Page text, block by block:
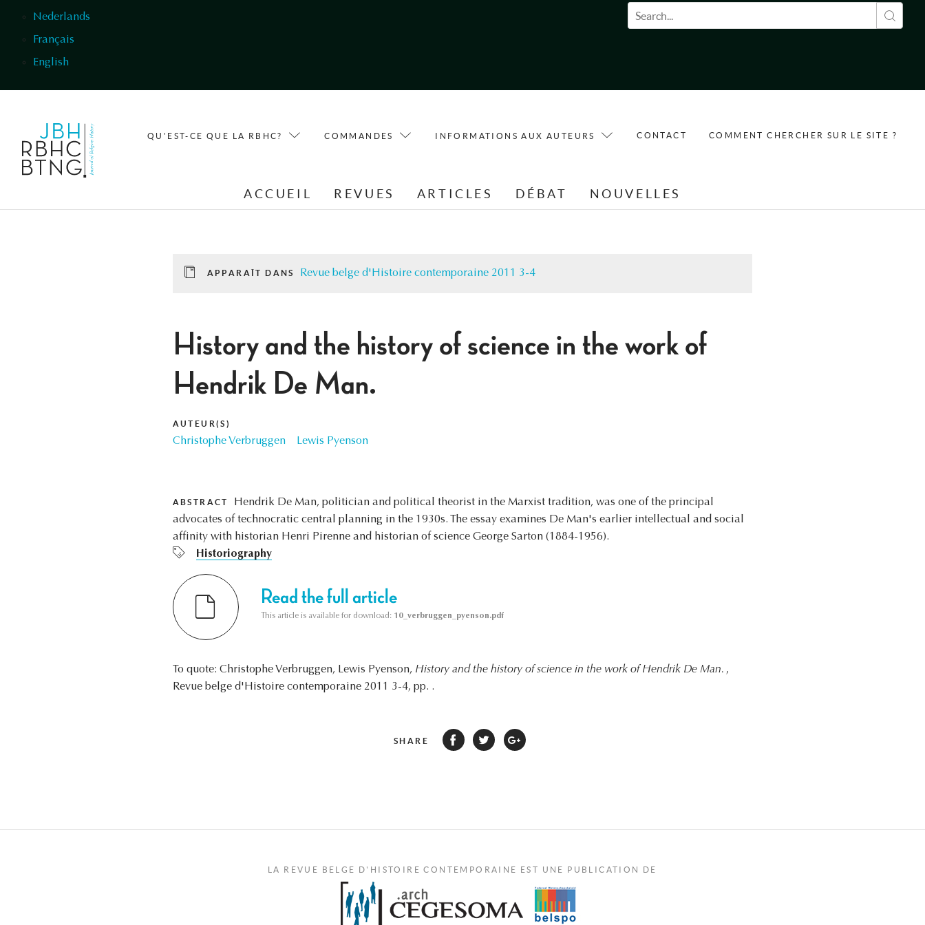
Nederlands
Français
English
Formulaire de recherche
QU'EST-CE QUE LA RBHC? COMMANDES INFORMATIONS AUX AUTEURS CONTACT COMMENT CHERCHER SUR LE SITE ?
ACCUEIL REVUES ARTICLES DÉBAT NOUVELLES
APPARAÎT DANS Revue belge d'Histoire contemporaine 2011 3-4
History and the history of science in the work of
Hendrik De Man.
AUTEUR(S)
Christophe Verbruggen Lewis Pyenson
ABSTRACT
Hendrik De Man, politician and political theorist in the Marxist tradition, was one of the principal
advocates of technocratic central planning in the 1930s. The essay examines De Man's earlier intellectual and social
affinity with historian Henri Pirenne and historian of science George Sarton (1884-1956).
Historiography
Read the full article
This article is available for download: 10_verbruggen_pyenson.pdf
To quote: Christophe Verbruggen, Lewis Pyenson, History and the history of science in the work of Hendrik De Man. ,
Revue belge d'Histoire contemporaine 2011 3-4, pp. .
SHARE
LA REVUE BELGE D'HISTOIRE CONTEMPORAINE EST UNE PUBLICATION DE